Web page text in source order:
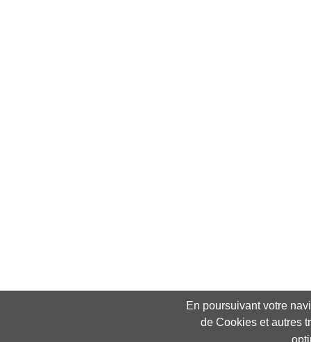
En poursuivant votre
de Cookies et autres